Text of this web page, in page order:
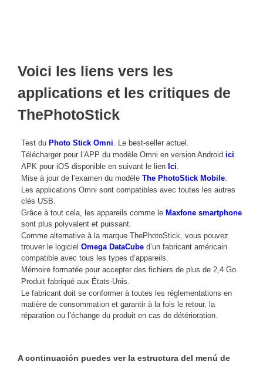
Voici les liens vers les
applications et les critiques de
ThePhotoStick
Test du Photo Stick Omni. Le best-seller actuel.
Télécharger pour l’APP du modèle Omni en version Android ici.
APK pour iOS disponible en suivant le lien Ici.
Mise à jour de l’examen du modèle The PhotoStick Mobile.
Les applications Omni sont compatibles avec toutes les autres
clés USB.
Grâce à tout cela, les appareils comme le Maxfone smartphone
sont plus polyvalent et puissant.
Comme alternative à la marque ThePhotoStick, vous pouvez
trouver le logiciel Omega DataCube d’un fabricant américain
compatible avec tous les types d’appareils.
Mémoire formatée pour accepter des fichiers de plus de 2,4 Go.
Produit fabriqué aux États-Unis.
Le fabricant doit se conformer à toutes les réglementations en
matière de consommation et garantir à la fois le retour, la
réparation ou l’échange du produit en cas de détérioration.
A continuación puedes ver la estructura del menú de